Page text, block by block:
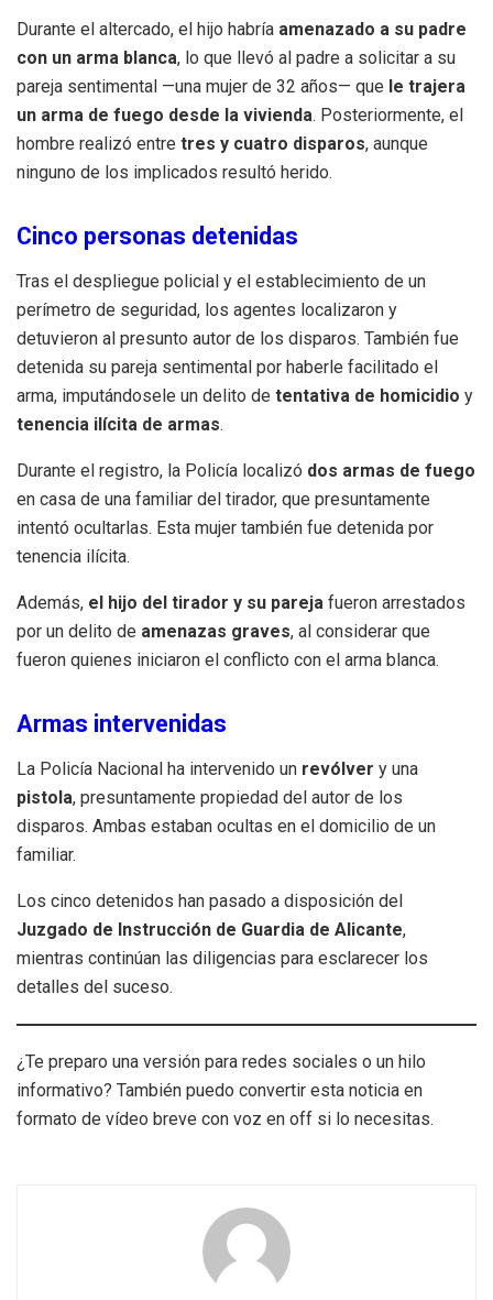
Durante el altercado, el hijo habría amenazado a su padre
con un arma blanca, lo que llevó al padre a solicitar a su
pareja sentimental —una mujer de 32 años— que le trajera
un arma de fuego desde la vivienda. Posteriormente, el
hombre realizó entre tres y cuatro disparos, aunque
ninguno de los implicados resultó herido.
Cinco personas detenidas
Tras el despliegue policial y el establecimiento de un
perímetro de seguridad, los agentes localizaron y
detuvieron al presunto autor de los disparos. También fue
detenida su pareja sentimental por haberle facilitado el
arma, imputándosele un delito de tentativa de homicidio y
tenencia ilícita de armas.
Durante el registro, la Policía localizó dos armas de fuego
en casa de una familiar del tirador, que presuntamente
intentó ocultarlas. Esta mujer también fue detenida por
tenencia ilícita.
Además, el hijo del tirador y su pareja fueron arrestados
por un delito de amenazas graves, al considerar que
fueron quienes iniciaron el conflicto con el arma blanca.
Armas intervenidas
La Policía Nacional ha intervenido un revólver y una
pistola, presuntamente propiedad del autor de los
disparos. Ambas estaban ocultas en el domicilio de un
familiar.
Los cinco detenidos han pasado a disposición del
Juzgado de Instrucción de Guardia de Alicante,
mientras continúan las diligencias para esclarecer los
detalles del suceso.
¿Te preparo una versión para redes sociales o un hilo
informativo? También puedo convertir esta noticia en
formato de vídeo breve con voz en off si lo necesitas.